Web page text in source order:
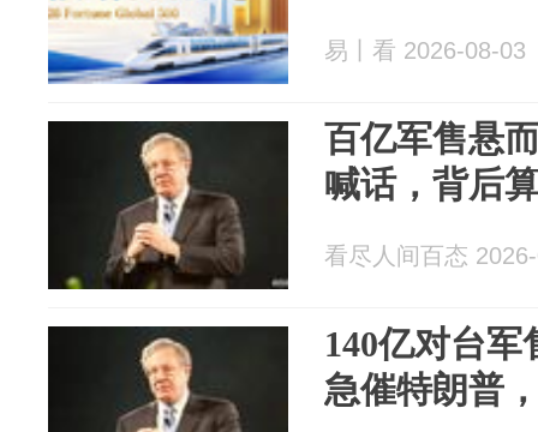
易丨看 2026-08-03
百亿军售悬
喊话，背后
看尽人间百态
140亿对台
急催特朗普